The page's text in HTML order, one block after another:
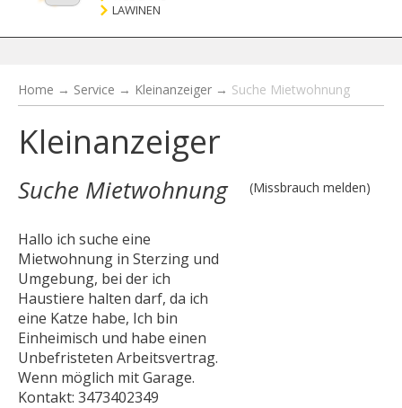
LAWINEN
Home → Service → Kleinanzeiger → Suche Mietwohnung
Kleinanzeiger
Suche Mietwohnung
Hallo ich suche eine
Mietwohnung in Sterzing und
Umgebung, bei der ich
Haustiere halten darf, da ich
eine Katze habe, Ich bin
Einheimisch und habe einen
Unbefristeten Arbeitsvertrag.
Wenn möglich mit Garage.
Kontakt: 3473402349
(Missbrauch melden)